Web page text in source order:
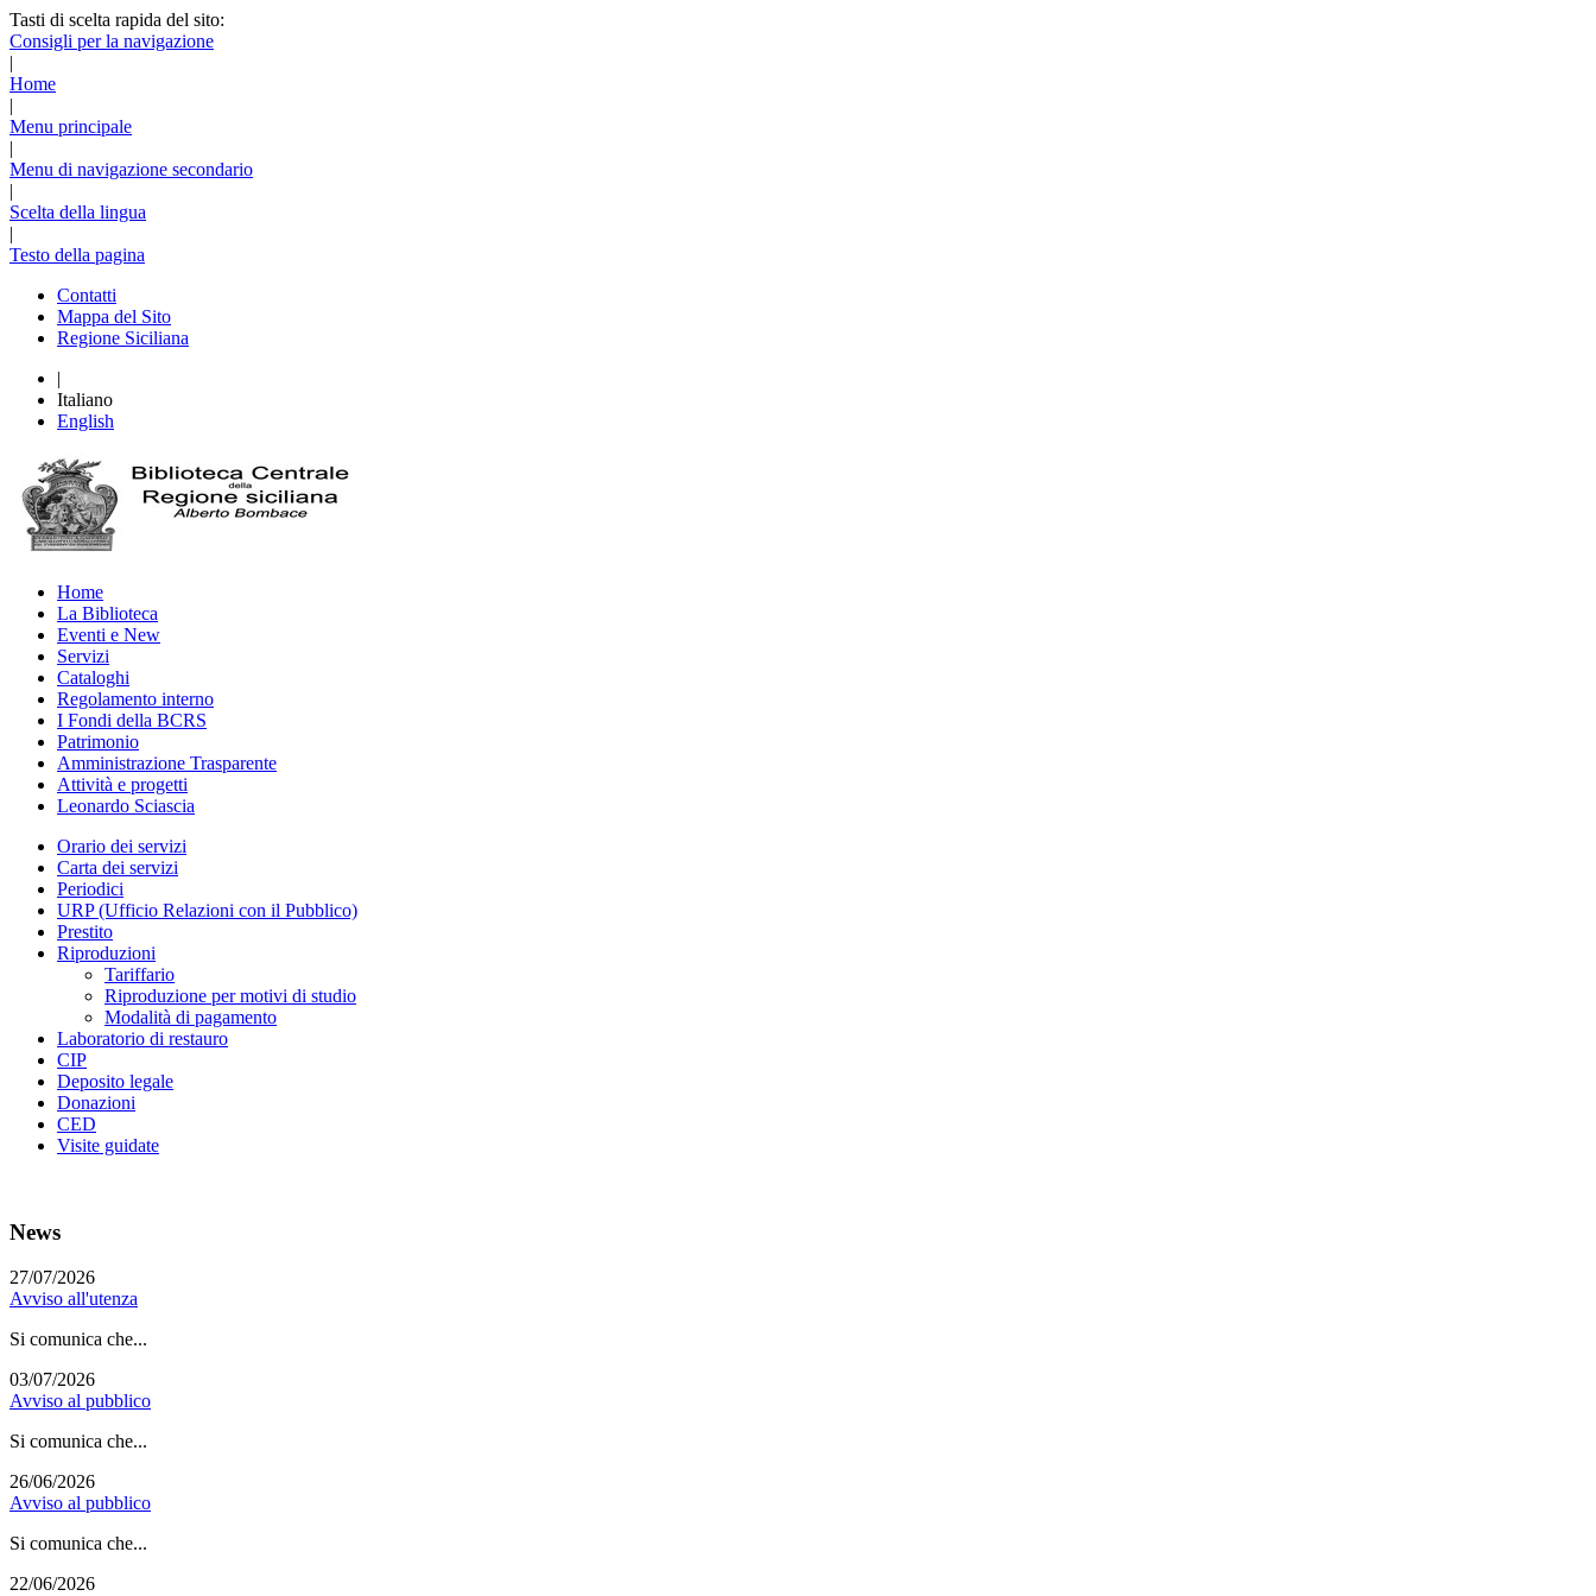
Tasti di scelta rapida del sito:
Consigli per la navigazione
|
Home
|
Menu principale
|
Menu di navigazione secondario
|
Scelta della lingua
|
Testo della pagina
Contatti
Mappa del Sito
Regione Siciliana
|
Italiano
English
Home
La Biblioteca
Eventi e New
Servizi
Cataloghi
Regolamento interno
I Fondi della BCRS
Patrimonio
Amministrazione Trasparente
Attività e progetti
Leonardo Sciascia
Orario dei servizi
Carta dei servizi
Periodici
URP (Ufficio Relazioni con il Pubblico)
Prestito
Riproduzioni
Tariffario
Riproduzione per motivi di studio
Modalità di pagamento
Laboratorio di restauro
CIP
Deposito legale
Donazioni
CED
Visite guidate
News
27/07/2026
Avviso all'utenza
Si comunica che...
03/07/2026
Avviso al pubblico
Si comunica che...
26/06/2026
Avviso al pubblico
Si comunica che...
22/06/2026